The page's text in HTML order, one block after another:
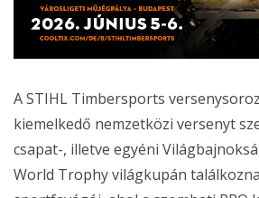
A STIHL Timbersports
kiemelkedő nemzetközi versenyt
csapat-, illetve egyéni
World Trophy világkupán